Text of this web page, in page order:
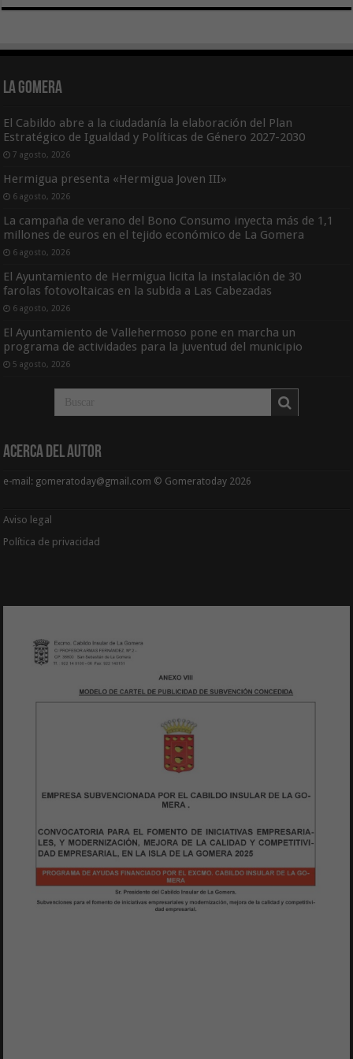
La Gomera
El Cabildo abre a la ciudadanía la elaboración del Plan
Estratégico de Igualdad y Políticas de Género 2027-2030
7 agosto, 2026
Hermigua presenta «Hermigua Joven III»
6 agosto, 2026
La campaña de verano del Bono Consumo inyecta más de 1,1
millones de euros en el tejido económico de La Gomera
6 agosto, 2026
El Ayuntamiento de Hermigua licita la instalación de 30
farolas fotovoltaicas en la subida a Las Cabezadas
6 agosto, 2026
El Ayuntamiento de Vallehermoso pone en marcha un
programa de actividades para la juventud del municipio
5 agosto, 2026
Acerca del Autor
e-mail: gomeratoday@gmail.com © Gomeratoday 2026
Aviso legal
Política de privacidad